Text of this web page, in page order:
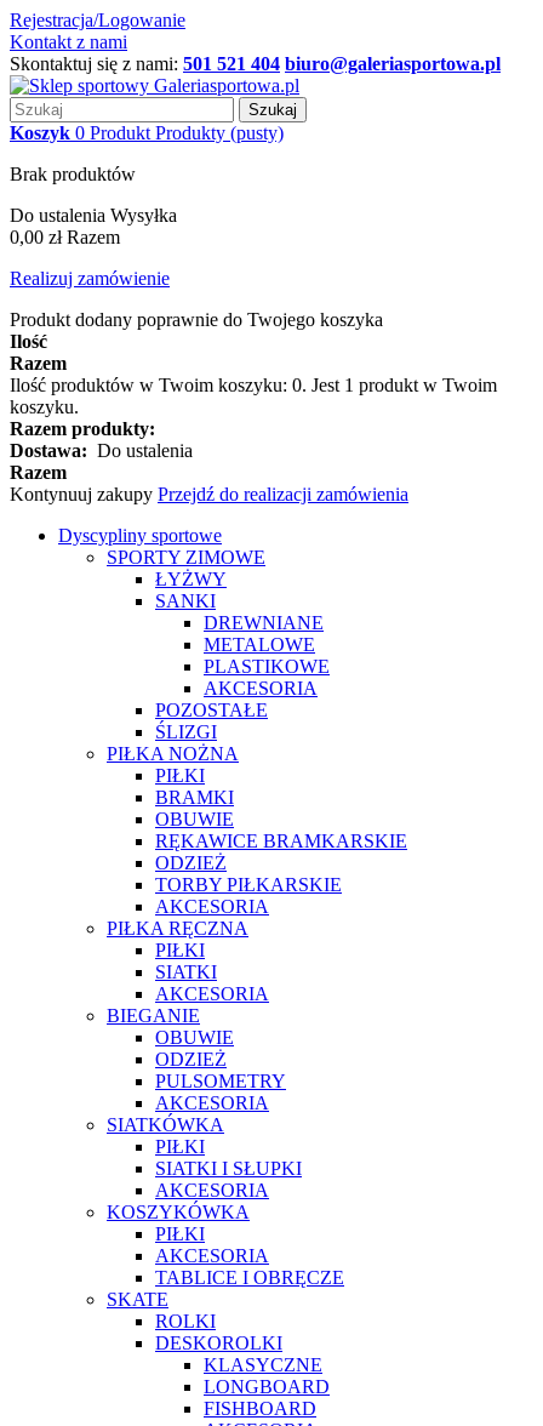
Rejestracja/Logowanie
Kontakt z nami
Skontaktuj się z nami: 501 521 404 biuro@galeriasportowa.pl
Szukaj
Koszyk 0 Produkt Produkty (pusty)
Brak produktów
Do ustalenia Wysyłka
0,00 zł Razem
Realizuj zamówienie
Produkt dodany poprawnie do Twojego koszyka
Ilość
Razem
Ilość produktów w Twoim koszyku: 0. Jest 1 produkt w Twoim
koszyku.
Razem produkty:
Dostawa: Do ustalenia
Razem
Kontynuuj zakupy Przejdź do realizacji zamówienia
Dyscypliny sportowe
SPORTY ZIMOWE
ŁYŻWY
SANKI
DREWNIANE
METALOWE
PLASTIKOWE
AKCESORIA
POZOSTAŁE
ŚLIZGI
PIŁKA NOŻNA
PIŁKI
BRAMKI
OBUWIE
RĘKAWICE BRAMKARSKIE
ODZIEŻ
TORBY PIŁKARSKIE
AKCESORIA
PIŁKA RĘCZNA
PIŁKI
SIATKI
AKCESORIA
BIEGANIE
OBUWIE
ODZIEŻ
PULSOMETRY
AKCESORIA
SIATKÓWKA
PIŁKI
SIATKI I SŁUPKI
AKCESORIA
KOSZYKÓWKA
PIŁKI
AKCESORIA
TABLICE I OBRĘCZE
SKATE
ROLKI
DESKOROLKI
KLASYCZNE
LONGBOARD
FISHBOARD